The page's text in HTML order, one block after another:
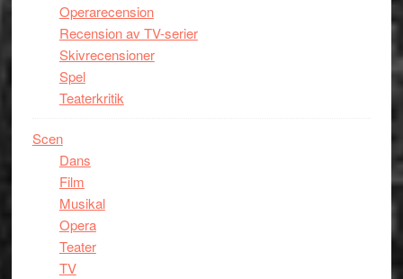
Operarecension
Recension av TV-serier
Skivrecensioner
Spel
Teaterkritik
Scen
Dans
Film
Musikal
Opera
Teater
TV